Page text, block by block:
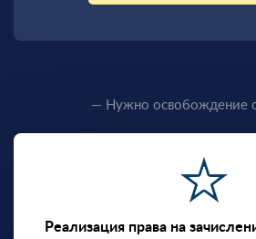
— Нужно освобождение
Реализация права на